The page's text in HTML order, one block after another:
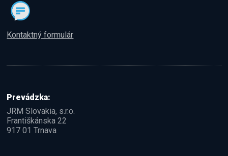
Kontaktný formulár
Prevádzka:
JRM Slovakia, s.r.o.
Františkánska 22
917 01 Trnava